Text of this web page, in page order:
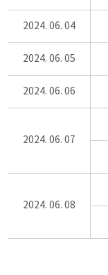
2024. 06. 04
2024. 06. 05
2024. 06. 06
2024. 06. 07
2024. 06. 08